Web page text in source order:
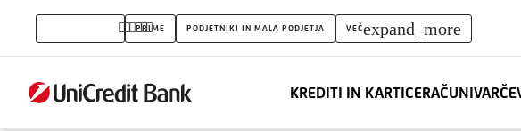
Splošni
pogoji
poslovanja
PRIME PODJETNIKI IN MALA PODJETJA VEČexpand_more
KREDITI IN KARTICERAČUNI